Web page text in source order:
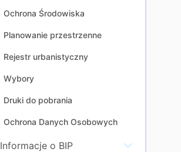
Ochrona Środowiska
Planowanie przestrzenne
Rejestr urbanistyczny
Wybory
Druki do pobrania
Ochrona Danych Osobowych
Informacje o BIP